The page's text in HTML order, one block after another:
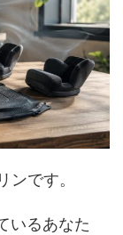
です。
いるあなた